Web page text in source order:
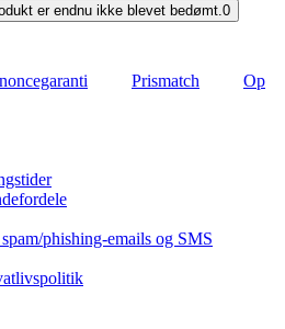
er endnu ikke blevet bedømt. 0
Prismatch
Op
phishing-emails og SMS